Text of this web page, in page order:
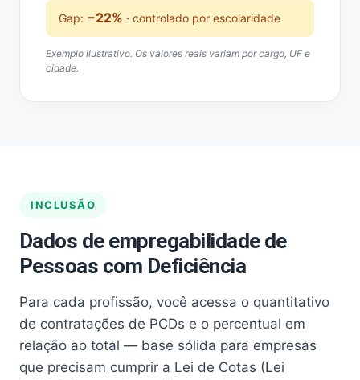
Gap: −22% · controlado por escolaridade
Exemplo ilustrativo. Os valores reais variam por cargo, UF e
cidade.
INCLUSÃO
Dados de empregabilidade de
Pessoas com Deficiência
Para cada profissão, você acessa o quantitativo
de contratações de PCDs e o percentual em
relação ao total — base sólida para empresas
que precisam cumprir a Lei de Cotas (Lei